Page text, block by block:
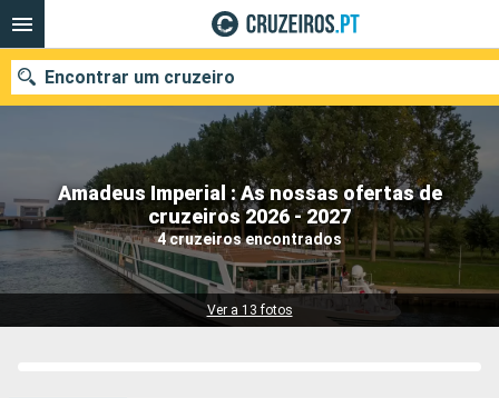
Amadeus Imperial : As nossas ofertas de
cruzeiros 2026 - 2027
4 cruzeiros encontrados
Ver a 13 fotos
Encontrar um cruzeiro
Quando ir?
Data de partida
Companhias